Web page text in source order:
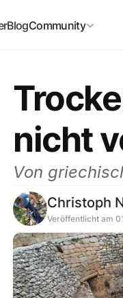
BlogCommunity
nicht
Von
Christoph
Veröffentlicht am